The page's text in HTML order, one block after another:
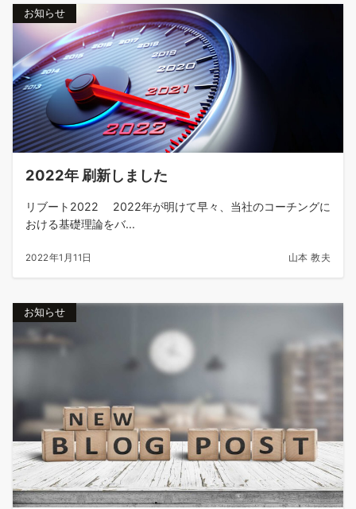
お知らせ
2022年 刷新しました
リブート2022 2022年が明けて早々、当社のコーチングに
おける基礎理論をバ...
2022年1月11日 山本 教夫
お知らせ